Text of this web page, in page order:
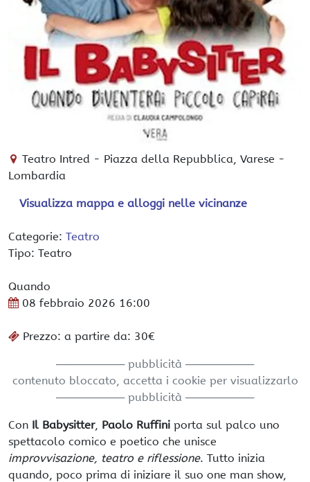
Teatro Intred - Piazza della Repubblica,Varese -
Lombardia
Visualizza mappa e alloggi nelle vicinanze
Categorie: Teatro
Tipo: Teatro
Quando
08 febbraio 2026 16:00
Prezzo: a partire da: 30€
───────── pubblicità ─────────
contenuto bloccato, accetta i cookie per visualizzarlo
───────── pubblicità ─────────
Con Il Babysitter, Paolo Ruffini porta sul palco uno
spettacolo comico e poetico che unisce
improvvisazione, teatro e riflessione. Tutto inizia
quando, poco prima di iniziare il suo one man show,